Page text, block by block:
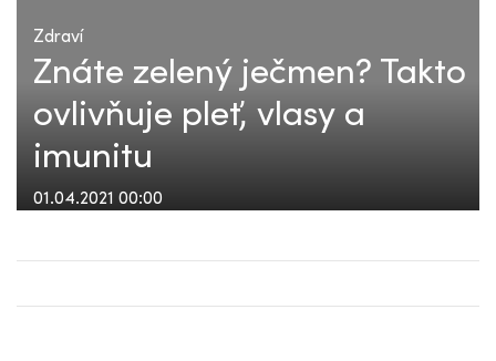
Zdraví
Znáte zelený ječmen? Takto
ovlivňuje pleť, vlasy a
imunitu
01.04.2021 00:00